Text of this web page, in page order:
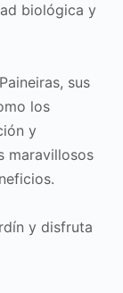
biológica y
sus
los
y
maravillosos
y disfruta